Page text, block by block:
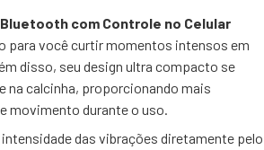
com Controle no Celular
para você curtir momentos intensos em
disso, seu design ultra compacto se
na calcinha, proporcionando mais
movimento durante o uso.
das vibrações diretamente pelo